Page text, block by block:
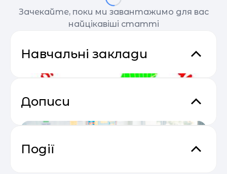
Зачекайте, поки ми завантажимо для вас
найцікавіші статті
Навчальні заклади
Дописи
Події